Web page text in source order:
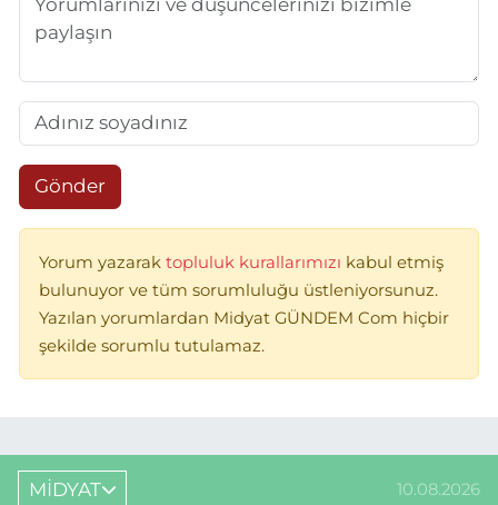
Gönder
Yorum yazarak topluluk kurallarımızı kabul etmiş
bulunuyor ve tüm sorumluluğu üstleniyorsunuz.
Yazılan yorumlardan Midyat GÜNDEM Com hiçbir
şekilde sorumlu tutulamaz.
MİDYAT 10.08.2026